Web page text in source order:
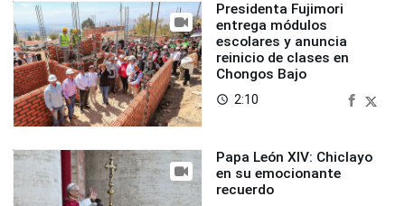
Presidenta Fujimori
entrega módulos
escolares y anuncia
reinicio de clases en
Chongos Bajo
access_time 2:10
Papa León XIV: Chiclayo
en su emocionante
recuerdo